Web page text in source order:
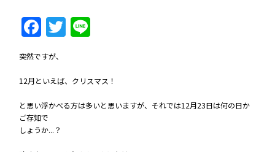
Facebook
Twitter
突然ですが、
12月といえば、クリスマス！
――と思い浮かべる方は多いと思いますが、それでは12月23日は何の日か
ご存知で
しょうか...？